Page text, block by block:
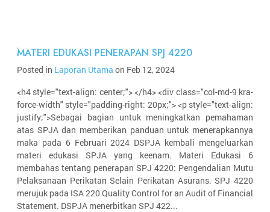
MATERI EDUKASI PENERAPAN SPJ 4220
Posted in Laporan Utama on Feb 12, 2024
<h4 style="text-align: center;"> </h4> <div class="col-md-9 kra-
force-width" style="padding-right: 20px;"> <p style="text-align:
justify;">Sebagai bagian untuk meningkatkan pemahaman
atas SPJA dan memberikan panduan untuk menerapkannya
maka pada 6 Februari 2024 DSPJA kembali mengeluarkan
materi edukasi SPJA yang keenam. Materi Edukasi 6
membahas tentang penerapan SPJ 4220: Pengendalian Mutu
Pelaksanaan Perikatan Selain Perikatan Asurans. SPJ 4220
merujuk pada ISA 220 Quality Control for an Audit of Financial
Statement. DSPJA menerbitkan SPJ 422...